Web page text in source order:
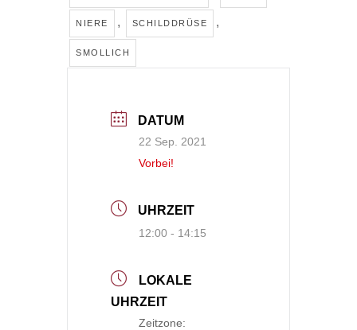
NIERE , SCHILDDRÜSE ,
SMOLLICH
DATUM
22 Sep. 2021
Vorbei!
UHRZEIT
12:00 - 14:15
LOKALE
UHRZEIT
Zeitzone: